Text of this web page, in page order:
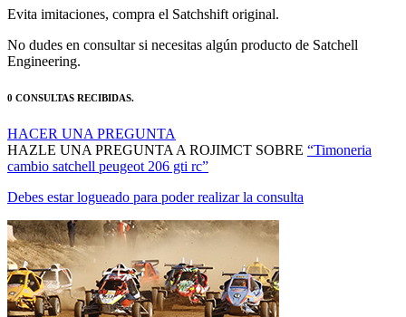
No dudes en consultar si necesitas algún producto de Satchell
Engineering.
HAZLE UNA PREGUNTA A ROJIMCT SOBRE
cambio satchell peugeot 206 gti rc”
Debes estar logueado para poder realizar la consulta